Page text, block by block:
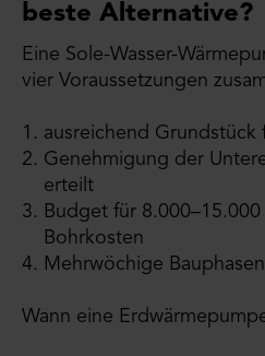
beste Alternative?
Eine Sole-Wasser-
vier Voraussetzungen
ausreichend
Genehmigung der
erteilt
Budget für 8.000–15.000
Bohrkosten
Mehrwöchige
Wann eine